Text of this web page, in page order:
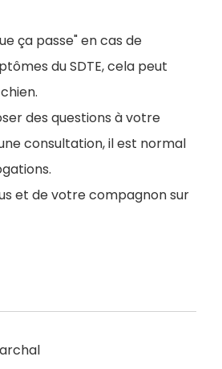
ça passe" en cas de
du SDTE, cela peut
des questions à votre
consultation, il est normal
et de votre compagnon sur